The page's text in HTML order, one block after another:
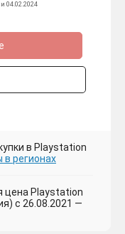
04.02.2024
в Playstation
регионах
цена Playstation
с 26.08.2021 —